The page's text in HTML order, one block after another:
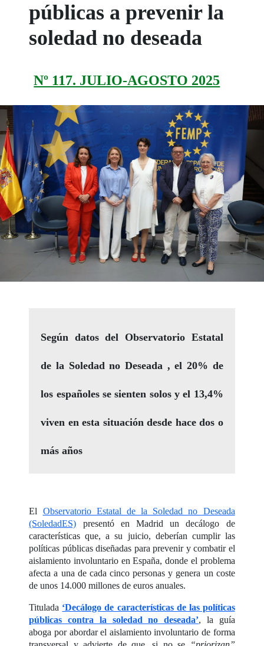
públicas a prevenir la
soledad no deseada
Nº 117. JULIO-AGOSTO 2025
Según datos del Observatorio Estatal
de la Soledad no Deseada , el 20% de
los españoles se sienten solos y el 13,4%
viven en esta situación desde hace dos o
más años
El Observatorio Estatal de la Soledad no Deseada
(SoledadES) presentó en Madrid un decálogo de
características que, a su juicio, deberían cumplir las
políticas públicas diseñadas para prevenir y combatir el
aislamiento involuntario en España, donde el problema
afecta a una de cada cinco personas y genera un coste
de unos 14.000 millones de euros anuales.
Titulada ‘Decálogo de características de las políticas
públicas contra la soledad no deseada’, la guía
aboga por abordar el aislamiento involuntario de forma